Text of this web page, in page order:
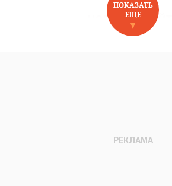
НОВОЕ НА САЙТЕ
ПОКАЗАТЬ
ЕЩЕ